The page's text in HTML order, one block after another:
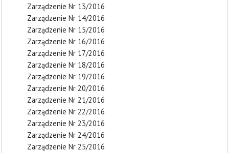
Zarządzenie Nr 13/2016
Zarządzenie Nr 14/2016
Zarządzenie Nr 15/2016
Zarządzenie Nr 16/2016
Zarządzenie Nr 17/2016
Zarządzenie Nr 18/2016
Zarządzenie Nr 19/2016
Zarządzenie Nr 20/2016
Zarządzenie Nr 21/2016
Zarządzenie Nr 22/2016
Zarządzenie Nr 23/2016
Zarządzenie Nr 24/2016
Zarządzenie Nr 25/2016